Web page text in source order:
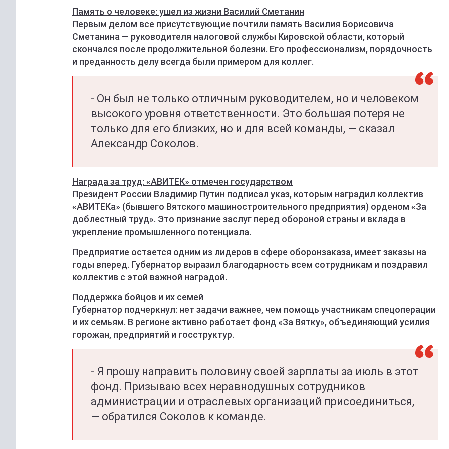
Память о человеке: ушел из жизни Василий Сметанин
Первым делом все присутствующие почтили память Василия Борисовича
Сметанина — руководителя налоговой службы Кировской области, который
скончался после продолжительной болезни. Его профессионализм, порядочность
и преданность делу всегда были примером для коллег.
- Он был не только отличным руководителем, но и человеком
высокого уровня ответственности. Это большая потеря не
только для его близких, но и для всей команды, — сказал
Александр Соколов.
Награда за труд: «АВИТЕК» отмечен государством
Президент России Владимир Путин подписал указ, которым наградил коллектив
«АВИТЕКа» (бывшего Вятского машиностроительного предприятия) орденом «За
доблестный труд». Это признание заслуг перед обороной страны и вклада в
укрепление промышленного потенциала.
Предприятие остается одним из лидеров в сфере оборонзаказа, имеет заказы на
годы вперед. Губернатор выразил благодарность всем сотрудникам и поздравил
коллектив с этой важной наградой.
Поддержка бойцов и их семей
Губернатор подчеркнул: нет задачи важнее, чем помощь участникам спецоперации
и их семьям. В регионе активно работает фонд «За Вятку», объединяющий усилия
горожан, предприятий и госструктур.
- Я прошу направить половину своей зарплаты за июль в этот
фонд. Призываю всех неравнодушных сотрудников
администрации и отраслевых организаций присоединиться,
— обратился Соколов к команде.